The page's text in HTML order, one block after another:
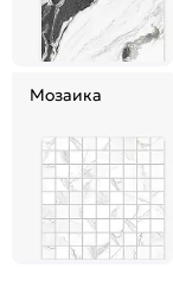
Мозаика